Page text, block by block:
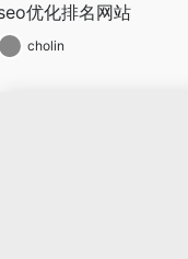
优化排名网站
cholin